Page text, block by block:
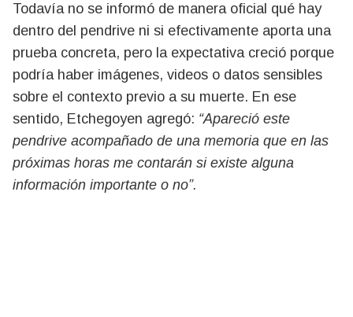
Todavía no se informó de manera oficial qué hay
dentro del pendrive ni si efectivamente aporta una
prueba concreta, pero la expectativa creció porque
podría haber imágenes, videos o datos sensibles
sobre el contexto previo a su muerte. En ese
sentido, Etchegoyen agregó: “Apareció este
pendrive acompañado de una memoria que en las
próximas horas me contarán si existe alguna
información importante o no”.